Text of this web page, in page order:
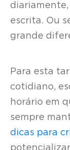
escrita. Ou
grande
Para esta
cotidiano,
horário em
sempre
dicas para